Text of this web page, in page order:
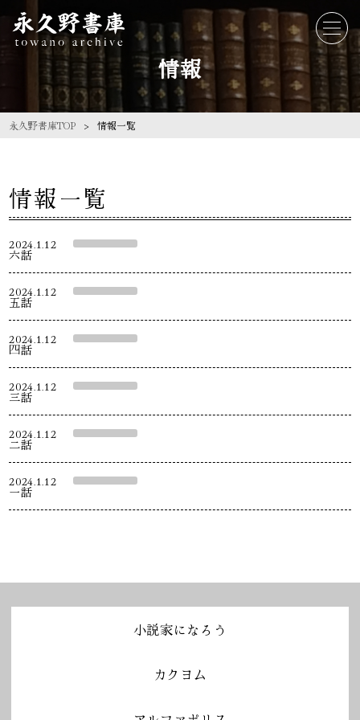
情報
永久野書庫TOP 情報一覧
情報一覧
2024.1.12
六話
2024.1.12
五話
2024.1.12
四話
2024.1.12
三話
2024.1.12
二話
2024.1.12
一話
小説家になろう
カクヨム